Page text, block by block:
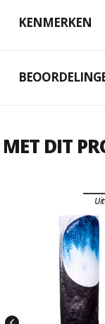
KENMERKEN
MET DIT